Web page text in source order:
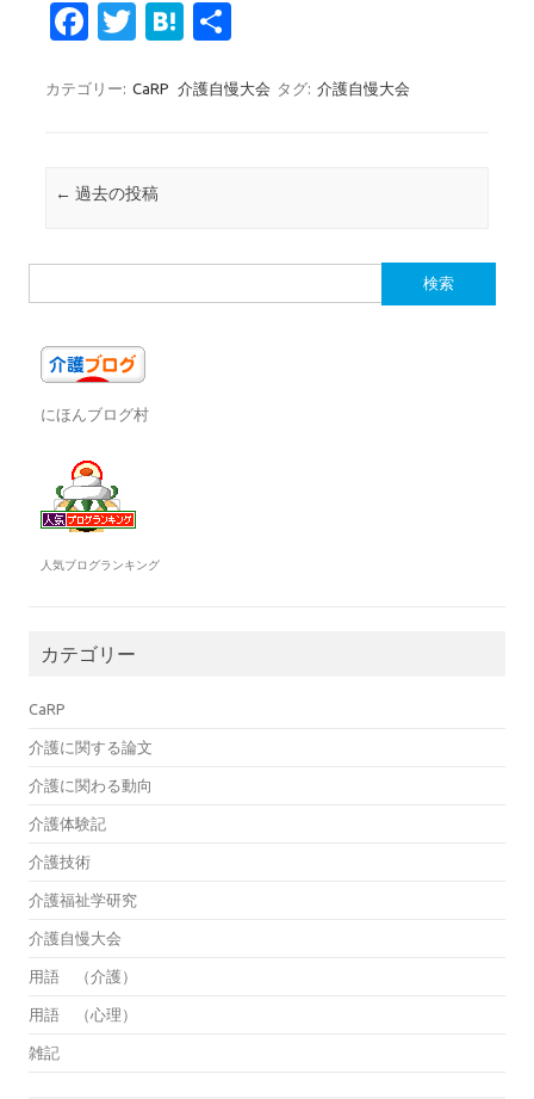
Fa
e
o
o
T
it
H
e
カテゴリー: CaRP 介護自慢大会 タグ: 介護自慢大会
投稿ナビゲーション
← 過去の投稿
索:
にほんブログ村
人気ブログランキング
カテゴリー
CaRP
介護に関する論文
介護に関わる動向
介護体験記
介護技術
介護福祉学研究
介護自慢大会
用語 （介護）
用語 （心理）
雑記